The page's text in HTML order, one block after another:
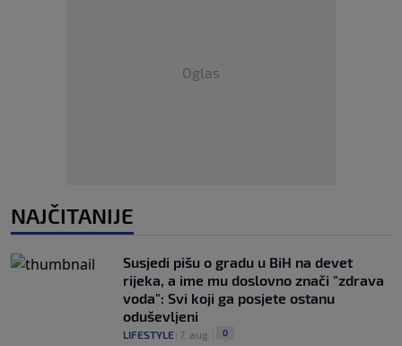
Oglas
NAJČITANIJE
Susjedi pišu o gradu u BiH na devet
rijeka, a ime mu doslovno znači "zdrava
voda": Svi koji ga posjete ostanu
oduševljeni
LIFESTYLE 7. aug. 0